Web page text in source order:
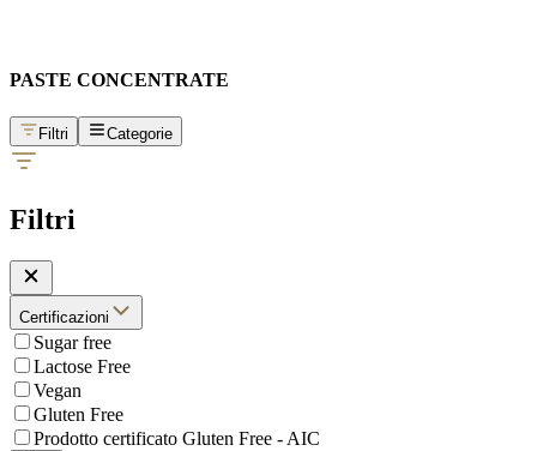
PASTE CONCENTRATE
Filtri Categorie
Filtri
Certificazioni
Sugar free
Lactose Free
Vegan
Gluten Free
Prodotto certificato Gluten Free - AIC